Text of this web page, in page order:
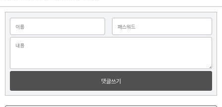
댓글쓰기